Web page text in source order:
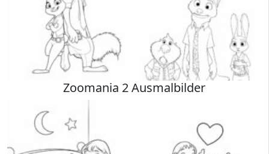
Zoomania 2 Ausmalbilder